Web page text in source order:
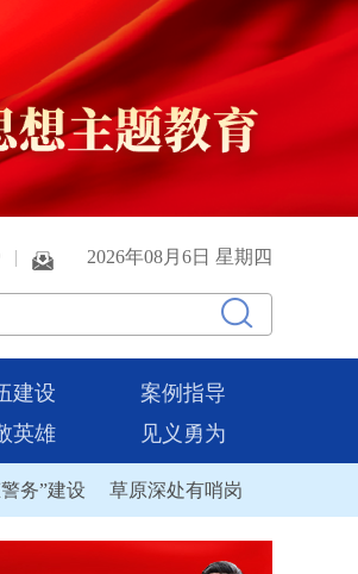
| 2026年08月6日 星期四
建设
案例指导
英雄 见义勇为
建设 草原深处有哨岗 内蒙古自治区